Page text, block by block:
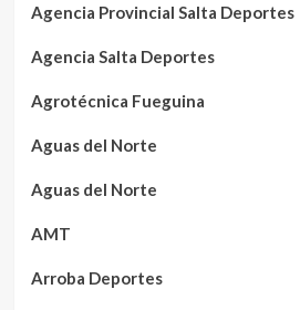
Agencia Provincial Salta Deportes
Agencia Salta Deportes
Agrotécnica Fueguina
Aguas del Norte
Aguas del Norte
AMT
Arroba Deportes